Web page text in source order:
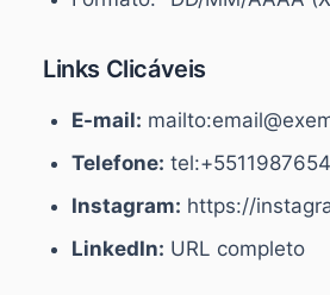
Links Clicáveis
E-mail:
Telefone:
Instagram: https://
LinkedIn: URL completo